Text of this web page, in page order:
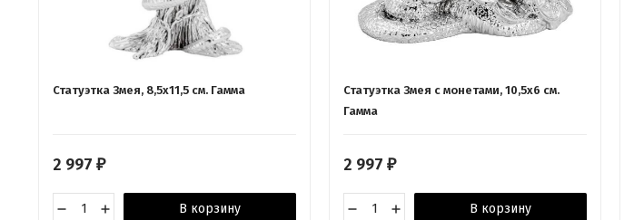
Статуэтка Змея, 8,5х11,5 см. Гамма
2 997 ₽
В корзину
Статуэтка Змея с монетами, 10,5х6 см.
Гамма
2 997 ₽
В корзину